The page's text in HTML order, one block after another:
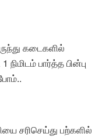
கடைகளில்
பார்த்த பின்பு
சரிசெய்து பற்களில்